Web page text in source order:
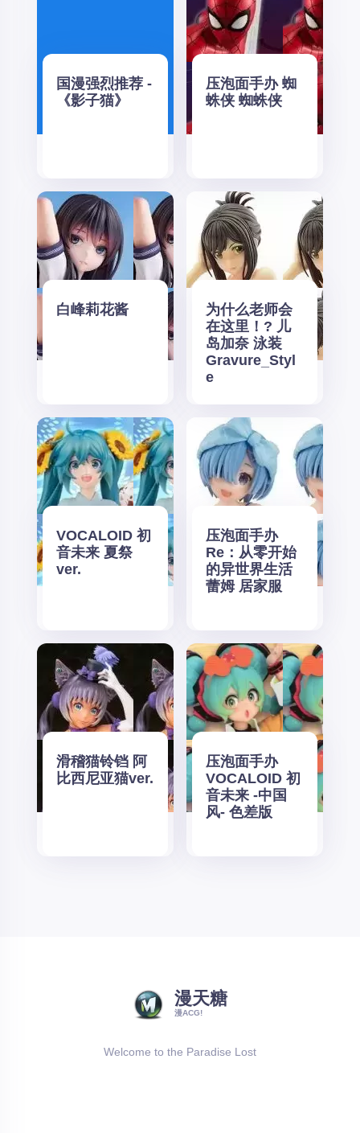
国漫强烈推荐 -
《影子猫》
压泡面手办 蜘
蛛侠 蜘蛛侠
白峰莉花酱
为什么老师会
在这里！? 儿
岛加奈 泳装
Gravure_Styl
e
VOCALOID 初
音未来 夏祭
ver.
压泡面手办
Re：从零开始
的异世界生活
蕾姆 居家服
滑稽猫铃铛 阿
比西尼亚猫ver.
压泡面手办
VOCALOID 初
音未来 -中国
风- 色差版
漫天糖
漫ACG!
Welcome to the Paradise Lost